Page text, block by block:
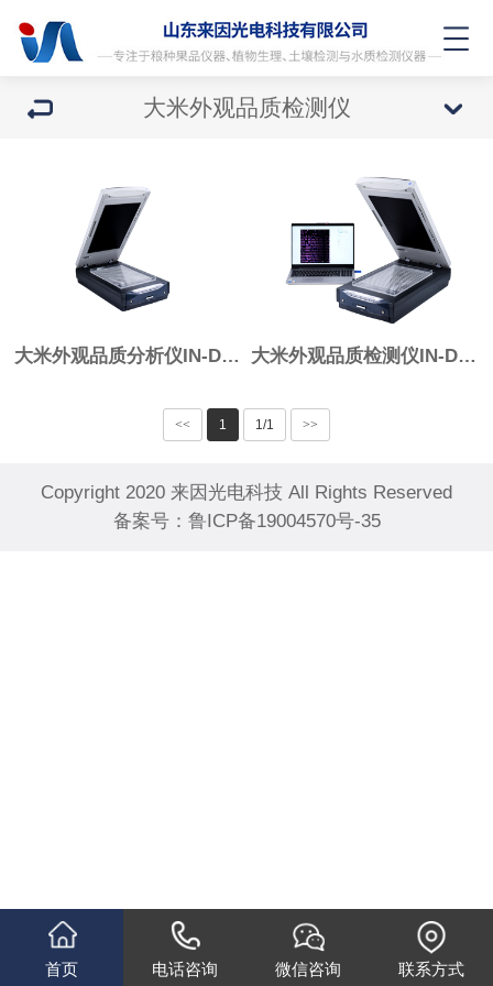
大米外观品质检测仪
大米外观品质分析仪IN-DM(低配) 大米外观品质检测仪IN-DM(高配)
<< 1 1/1 >>
Copyright 2020 来因光电科技 All Rights Reserved
备案号： 鲁ICP备19004570号-35
首页 电话咨询 微信咨询 联系方式